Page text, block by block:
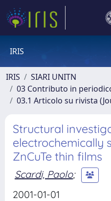
IRIS
IRIS
SIARI UNITN
03 Contributo in
03.1 Articolo su rivista
Structural
electrochemically
ZnCuTe thin films
Scardi, Paolo;
2001-01-01